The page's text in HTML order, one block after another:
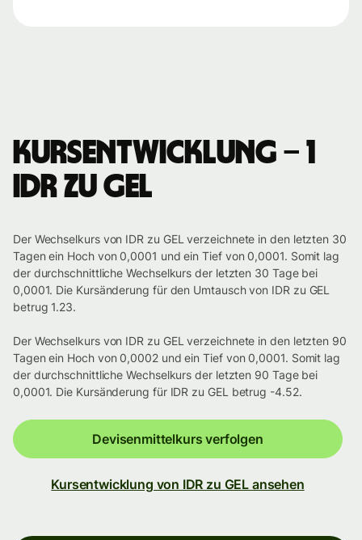
Kursentwicklung – 1
IDR zu GEL
Der Wechselkurs von IDR zu GEL verzeichnete in den letzten 30
Tagen ein Hoch von 0,0001 und ein Tief von 0,0001. Somit lag
der durchschnittliche Wechselkurs der letzten 30 Tage bei
0,0001. Die Kursänderung für den Umtausch von IDR zu GEL
betrug 1.23.
Der Wechselkurs von IDR zu GEL verzeichnete in den letzten 90
Tagen ein Hoch von 0,0002 und ein Tief von 0,0001. Somit lag
der durchschnittliche Wechselkurs der letzten 90 Tage bei
0,0001. Die Kursänderung für IDR zu GEL betrug -4.52.
Devisenmittelkurs verfolgen
Kursentwicklung von IDR zu GEL ansehen